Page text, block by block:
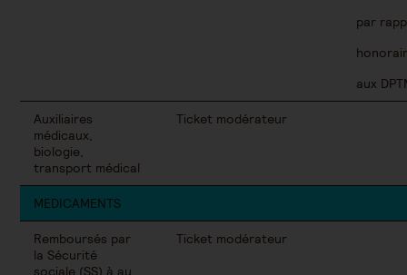
par
aux
Auxiliaires
médicaux,
biologie,
transport médical
Ticket modérateur
MEDICAMENTS
Remboursés par
la Sécurité
sociale (SS) à au
Ticket modérateur